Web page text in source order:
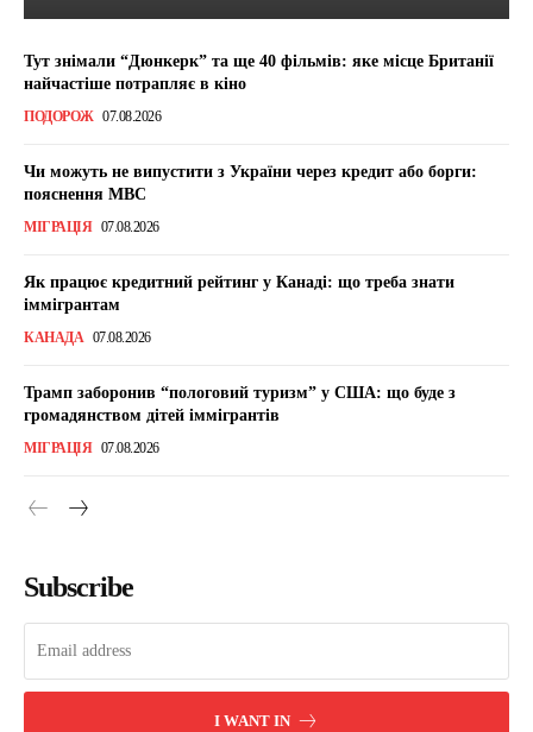
Тут знімали “Дюнкерк” та ще 40 фільмів: яке місце Британії
найчастіше потрапляє в кіно
ПОДОРОЖ 07.08.2026
Чи можуть не випустити з України через кредит або борги:
пояснення МВС
МІГРАЦІЯ 07.08.2026
Як працює кредитний рейтинг у Канаді: що треба знати
іммігрантам
КАНАДА 07.08.2026
Трамп заборонив “пологовий туризм” у США: що буде з
громадянством дітей іммігрантів
МІГРАЦІЯ 07.08.2026
Subscribe
I WANT IN